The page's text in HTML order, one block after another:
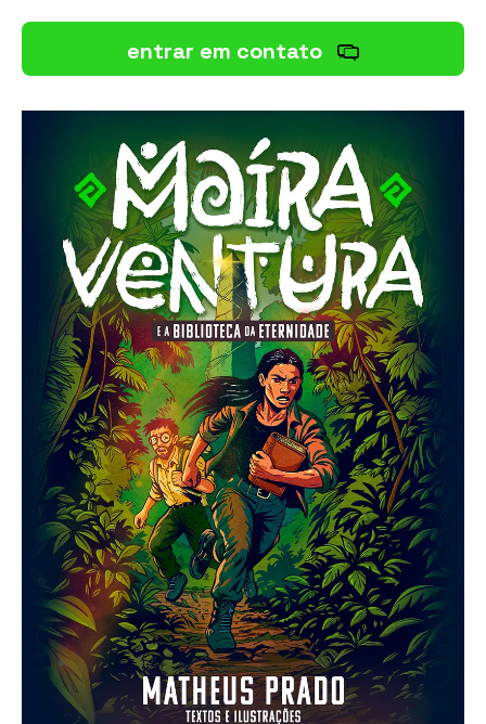
entrar em contato